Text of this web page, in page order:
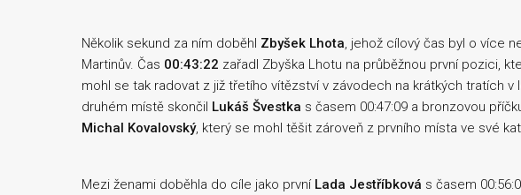
Několik sekund za ním doběhl Zbyšek Lhota, jehož cílový čas byl o více
Martinův. Čas 00:43:22 zařadl Zbyška Lhotu na průběžnou první pozici,
mohl se tak radovat z již třetího vítězství v závodech na krátkých tratích v
druhém místě skončil Lukáš Švestka s časem 00:47:09 a bronzovou
Michal Kovalovský, který se mohl těšit zároveň z prvního místa ve své
Mezi ženami doběhla do cíle jako prvníLada Jestříbková s časem